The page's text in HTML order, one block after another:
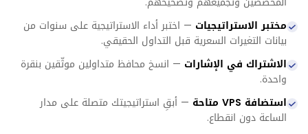
مختبر الاستراتيجيات — اختبر أداء الاستراتيجية على سنوات من
بيانات التغيرات السعرية قبل التداول الحقيقي.
الاشتراك في الإشارات — انسخ محافظ متداولين موثّقين بنقرة
واحدة.
استضافة VPS متاحة
— أبقِ استراتيجيتك متصلة على مدار
الساعة دون انقطاع.